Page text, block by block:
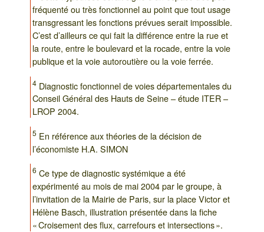
fréquenté ou très fonctionnel au point que tout usage
transgressant les fonctions prévues serait impossible.
C’est d’ailleurs ce qui fait la différence entre la rue et
la route, entre le boulevard et la rocade, entre la voie
publique et la voie autoroutière ou la voie ferrée.
4 Diagnostic fonctionnel de voies départementales du
Conseil Général des Hauts de Seine – étude ITER –
LROP 2004.
5 En référence aux théories de la décision de
l’économiste H.A. SIMON
6 Ce type de diagnostic systémique a été
expérimenté au mois de mai 2004 par le groupe, à
l’invitation de la Mairie de Paris, sur la place Victor et
Hélène Basch, illustration présentée dans la fiche
« Croisement des flux, carrefours et intersections ».